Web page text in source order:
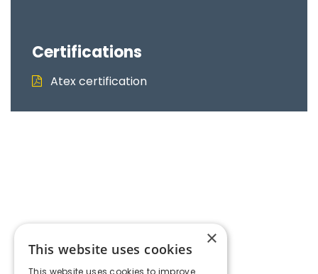
Certifications
Atex certification
×
This website uses cookies
This website uses cookies to improve